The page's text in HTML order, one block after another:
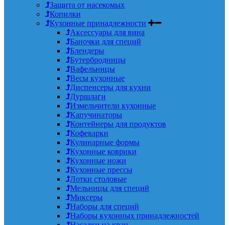
Защита от насекомых
Копилки
Кухонные принадлежности
Аксессуары для вина
Баночки для специй
Блендеры
Бутербродницы
Вафельницы
Весы кухонные
Диспенсеры для кухни
Дуршлаги
Измельчители кухонные
Капучинаторы
Контейнеры для продуктов
Кофеварки
Кулинарные формы
Кухонные коврики
Кухонные ножи
Кухонные прессы
Лотки столовые
Мельницы для специй
Миксеры
Наборы для специй
Наборы кухонных принадлежностей